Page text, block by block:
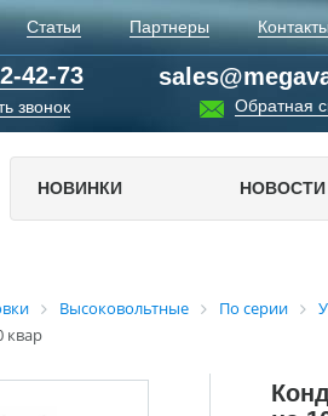
Статьи Партнеры Контакты
42-73
звонок Обратная
НОВИНКИ НОВОСТИ
Высоковольтные По серии
квар